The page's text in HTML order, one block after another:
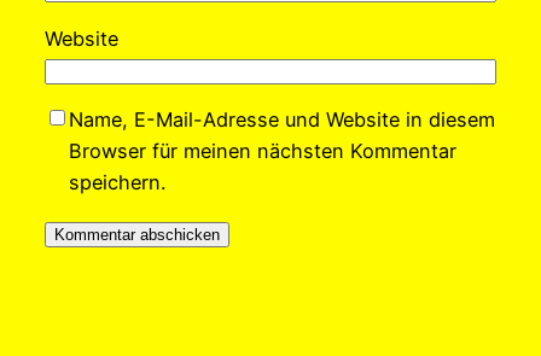
Website
Name, E-Mail-Adresse und Website in diesem
Browser für meinen nächsten Kommentar
speichern.